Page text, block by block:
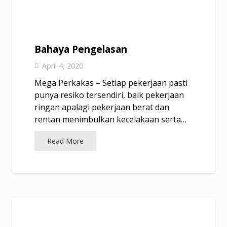
Bahaya Pengelasan
April 4, 2020
Mega Perkakas – Setiap pekerjaan pasti
punya resiko tersendiri, baik pekerjaan
ringan apalagi pekerjaan berat dan
rentan menimbulkan kecelakaan serta…
Read More